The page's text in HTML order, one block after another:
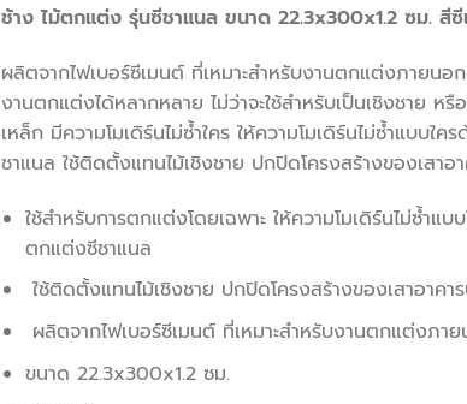
ช้าง ไม้ตกแต่ง รุ่นซีชาแนล ขนาด 22.3x300x1.2 ซม. สีซี
ผลิตจากไฟเบอร์ซีเมนต์ ที่เหมาะสำหรับงานตกแต่งภายน
งานตกแต่งได้หลากหลาย ไม่ว่าจะใช้สำหรับเป็นเชิงชาย
เหล็ก มีความโมเดิร์นไม่ซ้ำใคร ให้ความโมเดิร์นไม่ซ้ำแบบ
ชาแนล ใช้ติดตั้งแทนไม้เชิงชาย ปกปิดโครงสร้างของเสาอ
ใช้สำหรับการตกแต่งโดยเฉพาะ ให้ความโมเดิร์นไม่ซ้ำ
ตกแต่งซีชาแนล
ใช้ติดตั้งแทนไม้เชิงชาย ปกปิดโครงสร้างของเสาอาคา
ผลิตจากไฟเบอร์ซีเมนต์ ที่เหมาะสำหรับงานตกแต่งภ
ขนาด 22.3x300x1.2 ซม.